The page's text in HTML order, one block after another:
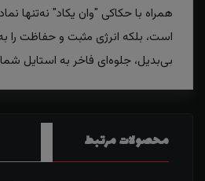
همراه با حکاکی "وان یکاد" نه‌تنها
است، بلکه انرژی مثبت و حفاظت را
بی‌بدیل، جلوه‌ای فاخر به استایل
محصولات مرتبط